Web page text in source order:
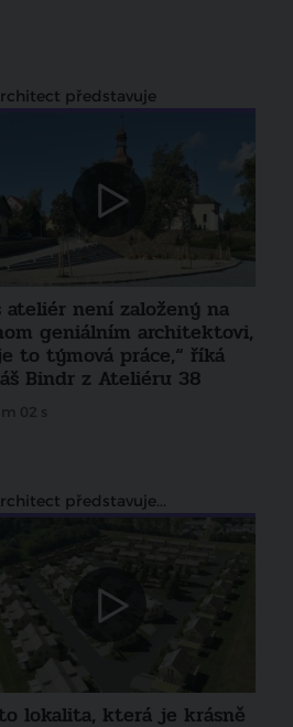
představuje
ateliér není založený na
geniálním architektovi,
to týmová práce,“ říká
Bindr z Ateliéru 38
02 s
představuje...
lokalita, která je krásně